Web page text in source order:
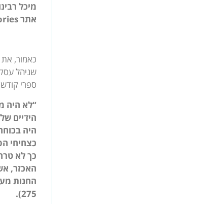
מיכל
אתר
כאמור, את
שניהל
ספרי
“לא היה
הידיים
היה
כצחיחי
כך לא
האכזר,
החנות
275).